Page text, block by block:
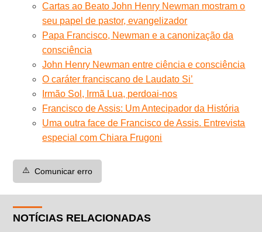
Cartas ao Beato John Henry Newman mostram o
seu papel de pastor, evangelizador
Papa Francisco, Newman e a canonização da
consciência
John Henry Newman entre ciência e consciência
O caráter franciscano de Laudato Si’
Irmão Sol, Irmã Lua, perdoai-nos
Francisco de Assis: Um Antecipador da História
Uma outra face de Francisco de Assis. Entrevista
especial com Chiara Frugoni
⚠️ Comunicar erro
NOTÍCIAS RELACIONADAS